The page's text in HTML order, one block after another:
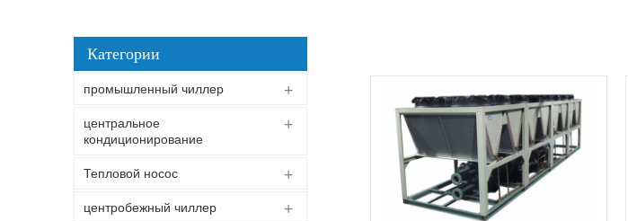
Категории
промышленный чиллер
центральное
кондиционирование
Тепловой носос
центробежный чиллер